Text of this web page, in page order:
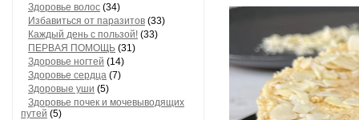
Здоровье волос (34)
Избавиться от паразитов (33)
Каждый день с пользой! (33)
ПЕРВАЯ ПОМОЩЬ (31)
Здоровье ногтей (14)
Здоровье сердца (7)
Здоровые уши (5)
Здоровье почек и мочевыводящих
путей (5)